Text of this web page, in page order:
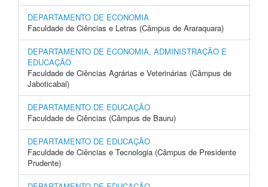
DEPARTAMENTO DE ECONOMIA
Faculdade de Ciências e Letras (Câmpus de Araraquara)
DEPARTAMENTO DE ECONOMIA, ADMINISTRAÇÃO E
EDUCAÇÃO
Faculdade de Ciências Agrárias e Veterinárias (Câmpus de
Jaboticabal)
DEPARTAMENTO DE EDUCAÇÃO
Faculdade de Ciências (Câmpus de Bauru)
DEPARTAMENTO DE EDUCAÇÃO
Faculdade de Ciências e Tecnologia (Câmpus de Presidente
Prudente)